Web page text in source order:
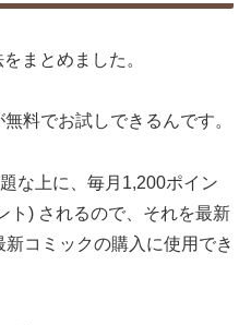
まとめました。
料でお試しできるんです。
な上に、毎月1,200ポイン
ト) されるので、それを最新
コミックの購入に使用でき